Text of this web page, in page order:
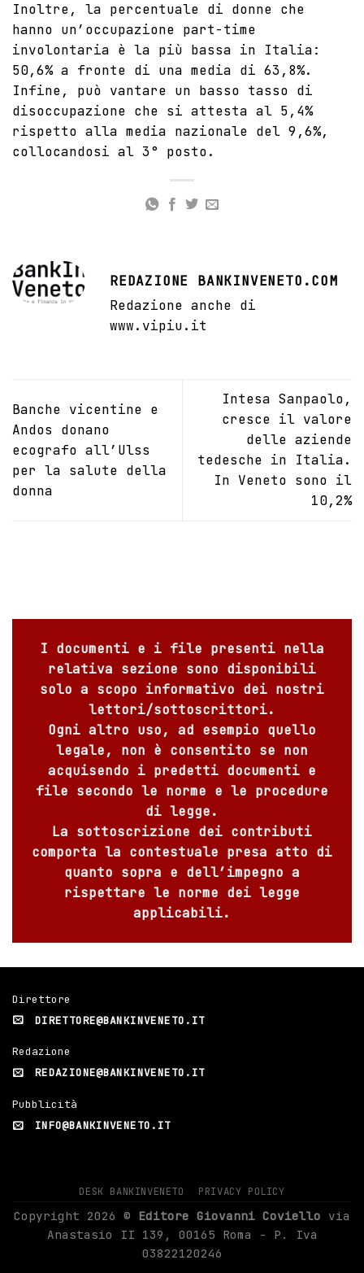
Inoltre, la percentuale di donne che
hanno un’occupazione part-time
involontaria è la più bassa in Italia:
50,6% a fronte di una media di 63,8%.
Infine, può vantare un basso tasso di
disoccupazione che si attesta al 5,4%
rispetto alla media nazionale del 9,6%,
collocandosi al 3° posto.
REDAZIONE BANKINVENETO.COM
Redazione anche di
www.vipiu.it
Banche vicentine e
Andos donano
ecografo all’Ulss
per la salute della
donna
Intesa Sanpaolo,
cresce il valore
delle aziende
tedesche in Italia.
In Veneto sono il
10,2%
I documenti e i file presenti nella
relativa sezione sono disponibili
solo a scopo informativo dei nostri
lettori/sottoscrittori.
Ogni altro uso, ad esempio quello
legale, non è consentito se non
acquisendo i predetti documenti e
file secondo le norme e le procedure
di legge.
La sottoscrizione dei contributi
comporta la contestuale presa atto di
quanto sopra e dell’impegno a
rispettare le norme dei legge
applicabili.
Direttore
DIRETTORE@BANKINVENETO.IT
Redazione
REDAZIONE@BANKINVENETO.IT
Pubblicità
INFO@BANKINVENETO.IT
DESK BANKINVENETO PRIVACY POLICY
Copyright 2026 © Editore Giovanni Coviello via
Anastasio II 139, 00165 Roma - P. Iva
03822120246